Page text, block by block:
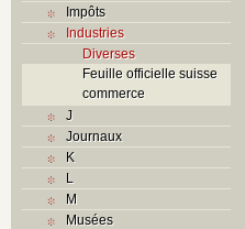
Impôts
Industries
Diverses
Feuille officielle suisse
commerce
J
Journaux
K
L
M
Musées